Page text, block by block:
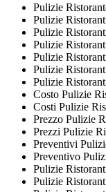
Pulizie
Pulizie
Pulizie
Pulizie
Pulizie
Pulizie
Pulizie
Costo Pulizie
Costi Pulizie
Prezzo Pulizie
Prezzi Pulizie
Preventivi
Preventivo
Pulizie
Pulizie